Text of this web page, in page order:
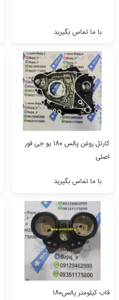
با ما تماس بگیرید
کارتل روغن پالس 180 یو جی فور
اصلی
با ما تماس بگیرید
قاب کیلومتر پالس180